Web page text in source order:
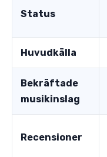
Status
Huvudkälla
Bekräftade
musikinslag
Recensioner